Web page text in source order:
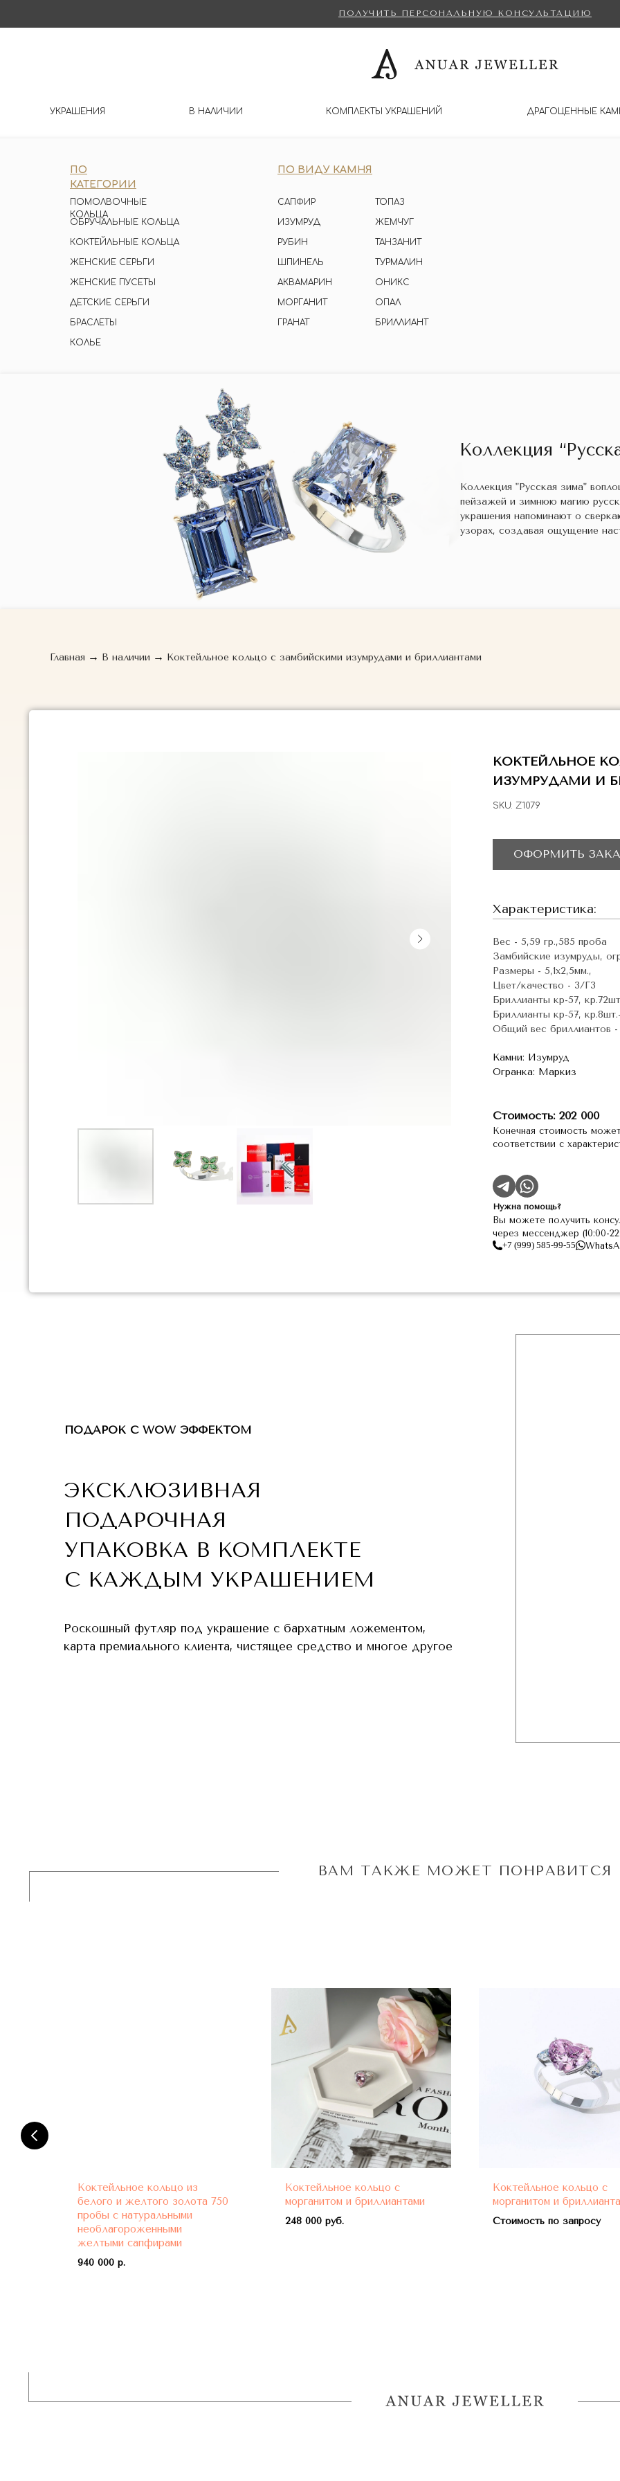
ДРАГОЦЕННЫЕ
УКРАШЕНИЯ КОМПЛЕКТЫ УКРАШЕНИЙ
В НАЛИЧИИ
ПОЛУЧИТЬ ПЕРСОНАЛЬНУЮ КОНСУЛЬТАЦИЮ
ПО
КАТЕГОРИИ
ПОМОЛВОЧНЫЕ
КОЛЬЦА
ОБРУЧАЛЬНЫЕ КОЛЬЦА
ЖЕНСКИЕ СЕРЬГИ
КОКТЕЙЛЬНЫЕ КОЛЬЦА
ЖЕНСКИЕ ПУСЕТЫ
ДЕТСКИЕ СЕРЬГИ
БРАСЛЕТЫ
КОЛЬЕ
ПО ВИДУ КАМНЯ
САПФИР
ИЗУМРУД
ШПИНЕЛЬ
РУБИН
АКВАМАРИН
МОРГАНИТ
ГРАНАТ БРИЛЛИАНТ
ТОПАЗ
ЖЕМЧУГ
ТУРМАЛИН
ТАНЗАНИТ
ОНИКС
ОПАЛ
Коллекция
Коллекция "Русская зима"
пейзажей и зимнюю магию
украшения напоминают о
узорах, создавая ощущение
Главная → В наличии → Коктейльное кольцо с замбийскими изумрудами и бриллиантами
КОКТЕЙЛЬНОЕ
ИЗУМРУДАМИ И
SKU: Z1079
ОФОРМИТЬ
Характеристика:
Вес - 5,59 гр.,585 проба
Замбийские изумруды,
Размеры - 5,1х2,5мм.,
Цвет/качество - 3/Г3
Бриллианты кр-57,
Бриллианты кр-57,
Общий вес бриллиантов -
Камни: Изумруд
Огранка: Маркиз
Стоимость: 202 000
Конечная стоимость
соответствии с
Нужна помощь?
Вы можете получить
через мессенджер (10:00-
+7 (999) 585-99-55
ЭКСКЛЮЗИВНАЯ
ПОДАРОЧНАЯ
УПАКОВКА В КОМПЛЕКТЕ
С КАЖДЫМ УКРАШЕНИЕМ
Роскошный футляр под украшение с бархатным ложементом,
карта премиального клиента, чистящее средство и многое другое
ПОДАРОК С WOW ЭФФЕКТОМ
ВАМ ТАКЖЕ МОЖЕТ ПОНРАВИТСЯ
Коктейльное кольцо из
белого и желтого золота 750
пробы с натуральными
необлагороженными
желтыми сапфирами
940 000 р.
Коктейльное кольцо с
морганитом и бриллиантами
248 000 руб.
Коктейльное кольцо с
морганитом и
Стоимость по запросу